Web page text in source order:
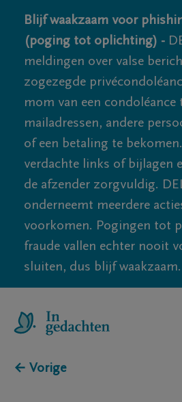
Blijf waakzaam voor
(poging tot oplichting) -
meldingen over valse
zogezegde
mom van een condoléance
mailadressen, andere
of een betaling te
verdachte links of bijlagen
de afzender zorgvuldig.
onderneemt meerdere
voorkomen. Pogingen tot
fraude vallen echter nooit
sluiten, dus blijf waakzaam.
← Vorige